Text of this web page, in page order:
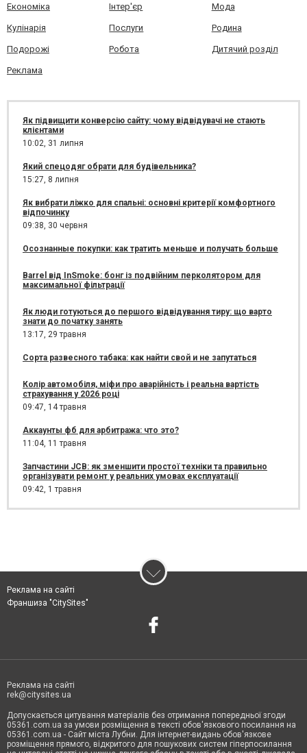
Економіка Інтер'єр Мода
Кулінарія Послуги Родина
Подорожі Робота Дитячий розділ
Реклама
Як підвищити конверсію сайту: чому відвідувачі не стають
клієнтами
10:02, 31 липня
Який спецодяг обрати для будівельника?
15:27, 8 липня
Як вибрати ліжко для спальні: основні критерії комфортного
відпочинку
09:38, 30 червня
Осознанные покупки: как тратить меньше и получать больше
Barrel від InSmoke: бонг із подвійним перколятором для
максимальної фільтрації
Як люди готуються до першого відвідування тиру: що варто
знати до початку занять
13:17, 29 травня
Сорта развесного табака: как найти свой и не запутаться
Колір автомобіля, міфи про аварійність і реальна вартість
страхування у 2026 році
09:47, 14 травня
Аккаунты фб для арбитража: что это?
11:04, 11 травня
Запчастини JCB: як зменшити простої техніки та правильно
організувати ремонт у реальних умовах експлуатації
09:42, 1 травня
Реклама на сайті
Франшиза "CitySites"
Реклама на сайті
rek@citysites.ua
Допускається цитування матеріалів без отримання попередньої згоди
05361.com.ua за умови розміщення в тексті обов'язкового посилання на
05361.com.ua - Сайт міста Лубни. Для інтернет-видань обов'язкове
розміщення прямого, відкритого для пошукових систем гіперпосилання